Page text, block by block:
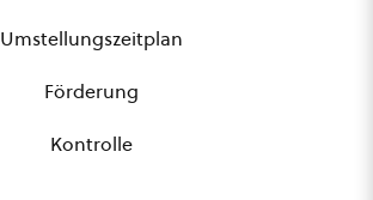
Umstellungszeitplan
Förderung
Kontrolle